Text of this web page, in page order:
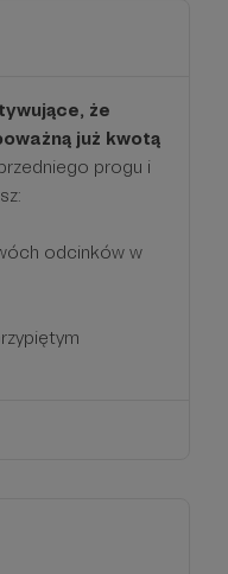
że
już kwotą
progu i
odcinków w